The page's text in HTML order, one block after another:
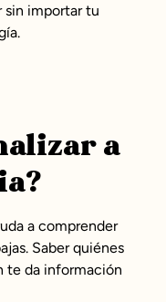
sin importar tu
a
a comprender
Saber quiénes
te da información